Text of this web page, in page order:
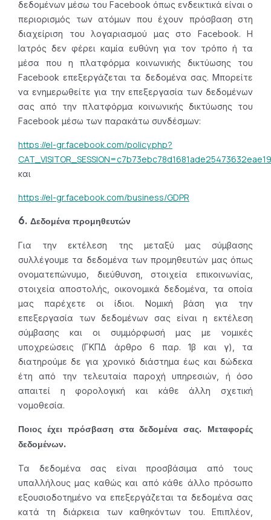
δεδομένων μέσω του Facebook όπως ενδεικτικά είναι ο
περιορισμός των ατόμων που έχουν πρόσβαση στη
διαχείριση του λογαριασμού μας στο Facebook. Η
Ιατρός δεν φέρει καμία ευθύνη για τον τρόπο ή τα
μέσα που η πλατφόρμα κοινωνικής δικτύωσης του
Facebook επεξεργάζεται τα δεδομένα σας. Μπορείτε
να ενημερωθείτε για την επεξεργασία των δεδομένων
σας από την πλατφόρμα κοινωνικής δικτύωσης του
Facebook μέσω των παρακάτω συνδέσμων:
https://el-gr.facebook.com/policy.php?
και
https://el-gr.facebook.com/business/GDPR
6. Δεδομένα προμηθευτών
Για την εκτέλεση της μεταξύ μας σύμβασης
συλλέγουμε τα δεδομένα των προμηθευτών μας όπως
ονοματεπώνυμο, διεύθυνση, στοιχεία επικοινωνίας,
στοιχεία αποστολής, οικονομικά δεδομένα, τα οποία
μας παρέχετε οι ίδιοι. Νομική βάση για την
επεξεργασία των δεδομένων σας είναι η εκτέλεση
σύμβασης και οι συμμόρφωσή μας με νομικές
υποχρεώσεις (ΓΚΠΔ άρθρο 6 παρ. 1β και γ), τα
διατηρούμε δε για χρονικό διάστημα έως και δώδεκα
έτη από την τελευταία παροχή υπηρεσιών, ή όσο
απαιτεί η φορολογική και κάθε άλλη σχετική
νομοθεσία.
Ποιος έχει πρόσβαση στα δεδομένα σας. Μεταφορές
δεδομένων.
Τα δεδομένα σας είναι προσβάσιμα από τους
υπαλλήλους μας καθώς και από κάθε άλλο πρόσωπο
εξουσιοδοτημένο να επεξεργάζεται τα δεδομένα σας
κατά τη διάρκεια των καθηκόντων του. Επιπλέον,